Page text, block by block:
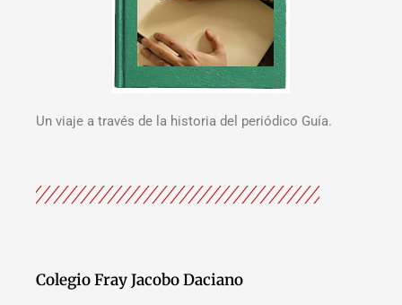
Un viaje a través de la historia del periódico Guía.
Colegio Fray Jacobo Daciano